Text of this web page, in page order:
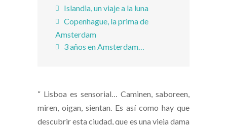
Islandia, un viaje a la luna
Copenhague, la prima de
Amsterdam
3 años en Amsterdam…
“ Lisboa es sensorial… Caminen, saboreen,
miren, oigan, sientan. Es así como hay que
descubrir esta ciudad, que es una vieja dama